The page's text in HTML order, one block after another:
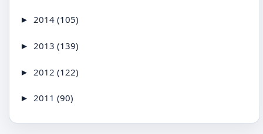
► 2014 (105)
► 2013 (139)
► 2012 (122)
► 2011 (90)